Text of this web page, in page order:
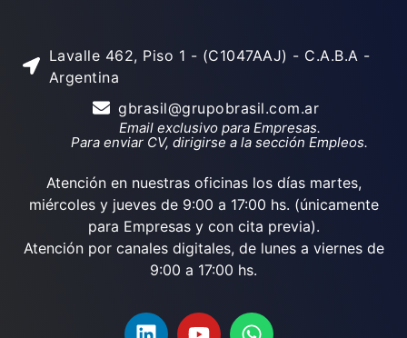
Lavalle 462, Piso 1 - (C1047AAJ) - C.A.B.A -
Argentina
gbrasil@grupobrasil.com.ar
Email exclusivo para Empresas.
Para enviar CV, dirigirse a la sección Empleos.
Atención en nuestras oficinas los días martes,
miércoles y jueves de 9:00 a 17:00 hs. (únicamente
para Empresas y con cita previa).
Atención por canales digitales, de lunes a viernes de
9:00 a 17:00 hs.